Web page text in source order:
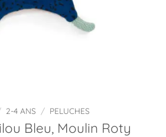
2-4 ANS / PELUCHES
Bleu, Moulin Roty